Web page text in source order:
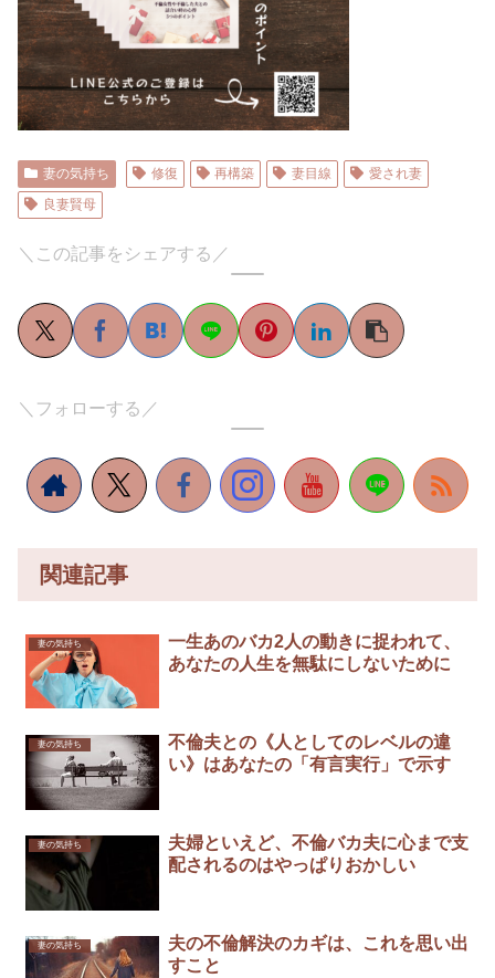
妻の気持ち 修復 再構築 妻目線
愛され妻
良妻賢母
＼この記事をシェアする／
＼フォローする／
関連記事
妻の気持ち
一生あのバカ2人の動きに捉われて、
あなたの人生を無駄にしないために
妻の気持ち
不倫夫との《人としてのレベルの違
い》はあなたの「有言実行」で示す￼
妻の気持ち
夫婦といえど、不倫バカ夫に心まで支
配されるのはやっぱりおかしい
妻の気持ち
夫の不倫解決のカギは、これを思い出
すこと